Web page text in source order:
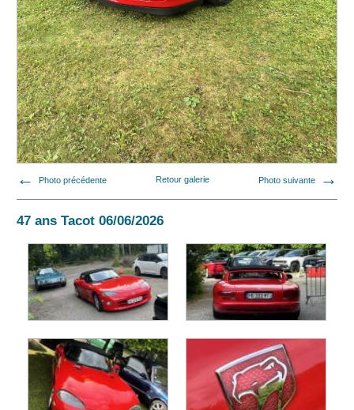
Photo précédente Retour galerie Photo suivante
47 ans Tacot 06/06/2026